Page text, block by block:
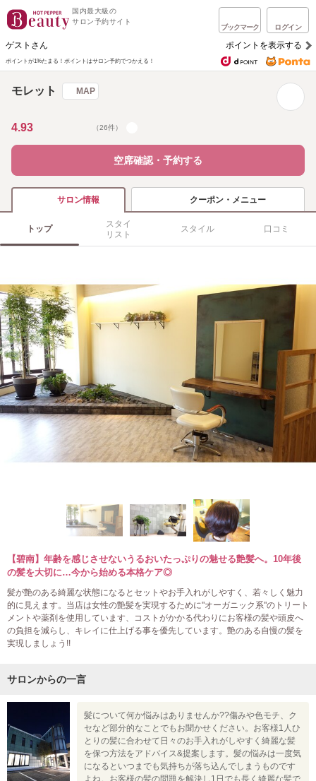
国内最大級の
サロン予約サイト
ブックマーク ログイン
ゲストさん ポイントを表示する
ポイントが1%たまる！ ポイントはサロン予約でつかえる！
モレット MAP
4.93 （26件）
空席確認・予約する
サロン情報 クーポン・メニュー
トップ
スタイ
リスト
スタイル 口コミ
【碧南】年齢を感じさせないうるおいたっぷりの魅せる艶髪へ。10年後
の髪を大切に…今から始める本格ケア◎
髪が艶のある綺麗な状態になるとセットやお手入れがしやすく、若々しく魅力
的に見えます。当店は女性の艶髪を実現するために"オーガニック系"のトリート
メントや薬剤を使用しています、コストがかかる代わりにお客様の髪や頭皮へ
の負担を減らし、キレイに仕上げる事を優先しています。艶のある自慢の髪を
実現しましょう!!
サロンからの一言
髪について何か悩みはありませんか??傷みや色モチ、ク
セなど部分的なことでもお聞かせください。お客様1人ひ
とりの髪に合わせて日々のお手入れがしやすく綺麗な髪
を保つ方法をアドバイス&提案します。髪の悩みは一度気
になるといつまでも気持ちが落ち込んでしまうものです
よね。お客様の髪の問題を解決し1日でも長く綺麗な髪で